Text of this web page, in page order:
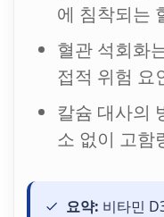
에 침착되는
혈관 석회화
접적 위험 요
칼슘 대사의
소 없이 고함
요약: 비타민